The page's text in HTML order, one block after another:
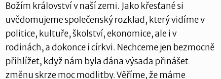
Božím království v naší zemi. Jako křesťané si
uvědomujeme společenský rozklad, který vidíme v
politice, kultuře, školství, ekonomice, ale i v
rodinách, a dokonce i církvi. Nechceme jen bezmocně
přihlížet, když nám byla dána výsada přinášet
změnu skrze moc modlitby. Věříme, že máme